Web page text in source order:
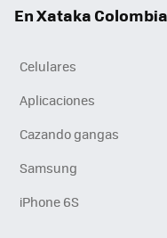
En Xataka
Celulares
Aplicaciones
Cazando gangas
Samsung
iPhone 6S